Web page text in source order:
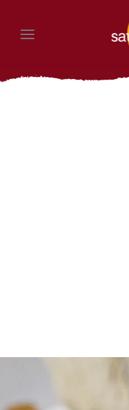
Zum Hauptinhalt